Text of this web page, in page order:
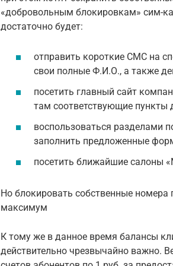
«добровольным блокировкам» сим-
достаточно будет:
отправить короткие СМС на
свои полные Ф.И.О., а также
посетить главный сайт
там соответствующие пункты
воспользоваться разделами
заполнить предложенные
посетить ближайшие салоны
Но блокировать собственные
максимум
К тому же в данное время балансы
действительно чрезвычайно важно.